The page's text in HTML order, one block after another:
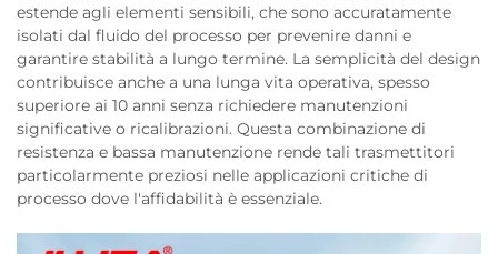
estende agli elementi sensibili, che sono accuratamente
isolati dal fluido del processo per prevenire danni e
garantire stabilità a lungo termine. La semplicità del design
contribuisce anche a una lunga vita operativa, spesso
superiore ai 10 anni senza richiedere manutenzioni
significative o ricalibrazioni. Questa combinazione di
resistenza e bassa manutenzione rende tali trasmettitori
particolarmente preziosi nelle applicazioni critiche di
processo dove l'affidabilità è essenziale.